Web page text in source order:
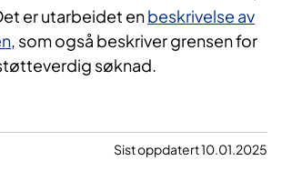
er utarbeidet enbeskrivelse av
​, som også beskriver grensen for
søknad.
Sist oppdatert 10.01.2025